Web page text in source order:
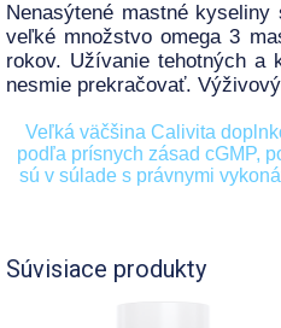
Nenasýtené mastné
veľké množstvo omega 3
rokov. Užívanie tehotných a
nesmie prekračovať.
Veľká väčšina Calivita
podľa prísnych zásad cGMP,
sú v súlade s právnymi
Súvisiace produkty